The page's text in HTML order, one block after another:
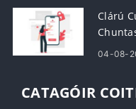
Clárú
04-08-
CATAGÓIR